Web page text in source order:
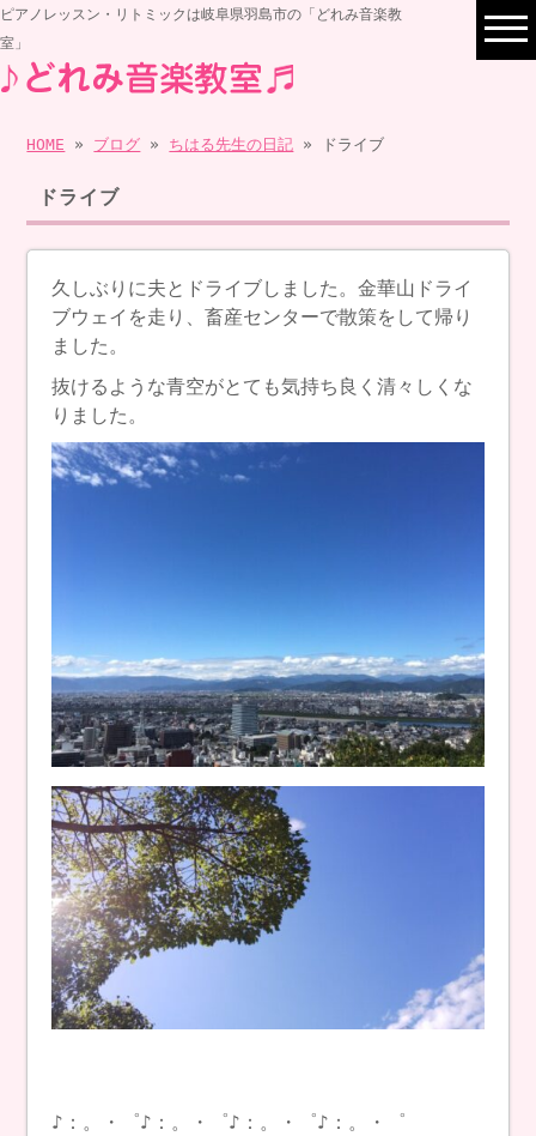
ピアノレッスン・リトミックは岐阜県羽島市の「どれみ音楽教
室」
HOME » ブログ » ちはる先生の日記 » ドライブ
ドライブ
久しぶりに夫とドライブしました。金華山ドライ
ブウェイを走り、畜産センターで散策をして帰り
ました。
抜けるような青空がとても気持ち良く清々しくな
りました。
♪：。・゜♪：。・゜♪：。・゜♪：。・゜